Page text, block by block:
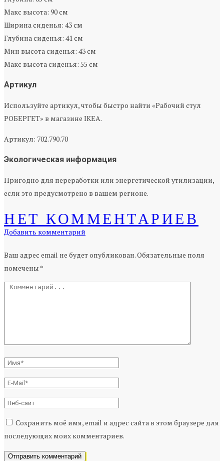
Макс высота: 90 см
Ширина сиденья: 43 см
Глубина сиденья: 41 см
Мин высота сиденья: 43 см
Макс высота сиденья: 55 см
Артикул
Используйте артикул, чтобы быстро найти «Рабочий стул
РОБЕРГЕТ» в магазине IKEA.
Артикул: 702.790.70
Экологическая информация
Пригодно для переработки или энергетической утилизации,
если это предусмотрено в вашем регионе.
НЕТ КОММЕНТАРИЕВ
Добавить комментарий
Ваш адрес email не будет опубликован.Обязательные поля
помечены *
Сохранить моё имя, email и адрес сайта в этом браузере для
последующих моих комментариев.